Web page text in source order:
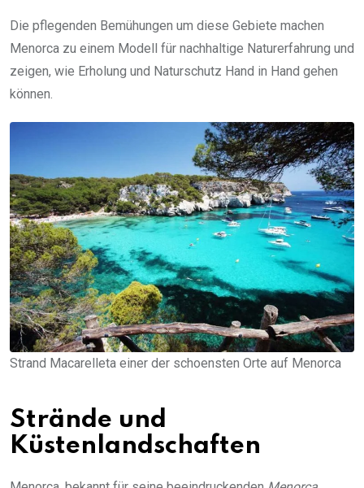
Die pflegenden Bemühungen um diese Gebiete machen
Menorca zu einem Modell für nachhaltige Naturerfahrung und
zeigen, wie Erholung und Naturschutz Hand in Hand gehen
können.
Strand Macarelleta einer der schoensten Orte auf Menorca
Strände und
Küstenlandschaften